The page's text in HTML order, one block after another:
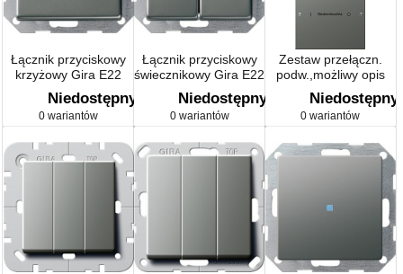
Łącznik przyciskowy
krzyżowy Gira E22
naturalny stalowy
Niedostępny
0 wariantów
Łącznik przyciskowy
świecznikowy Gira E22
Niedostępny
0 wariantów
Zestaw przełączn.
podw.,możliwy opis
Gira E22 naturalny
stalowy
Niedostępny
0 wariantów